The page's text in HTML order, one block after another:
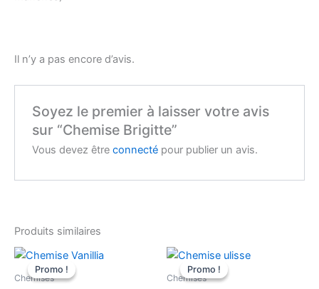
Il n’y a pas encore d’avis.
Soyez le premier à laisser votre avis
sur “Chemise Brigitte”
Vous devez êtreconnecté pour publier un avis.
Produits similaires
Promo !
Promo !
Chemises
Le
prix
initial
Le
Promo !
Promo !
Chemises
Le
prix
initial
Le